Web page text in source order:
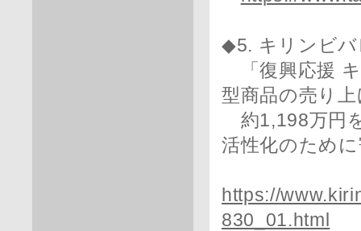
◆5. キリンビバ
「復興応援
型商品の売り
約1,198万円
活性化のため
https://
830_01.html